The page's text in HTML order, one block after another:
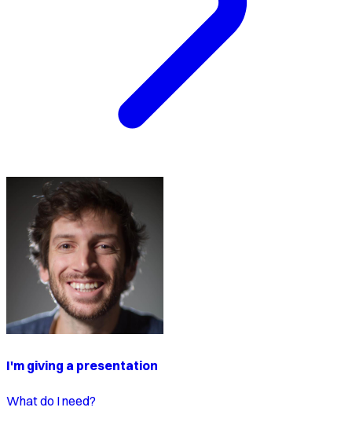
I'm giving a presentation
What do I need?